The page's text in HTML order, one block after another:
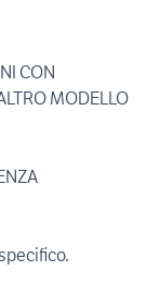
CON
MODELLO